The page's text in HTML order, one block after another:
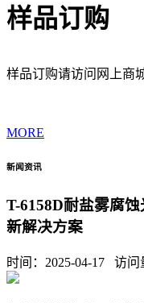
样品订购
样品订购请访问网上商
MORE
新闻资讯
T-6158D耐盐雾腐
新解决方案
时间：2025-04-17 访问